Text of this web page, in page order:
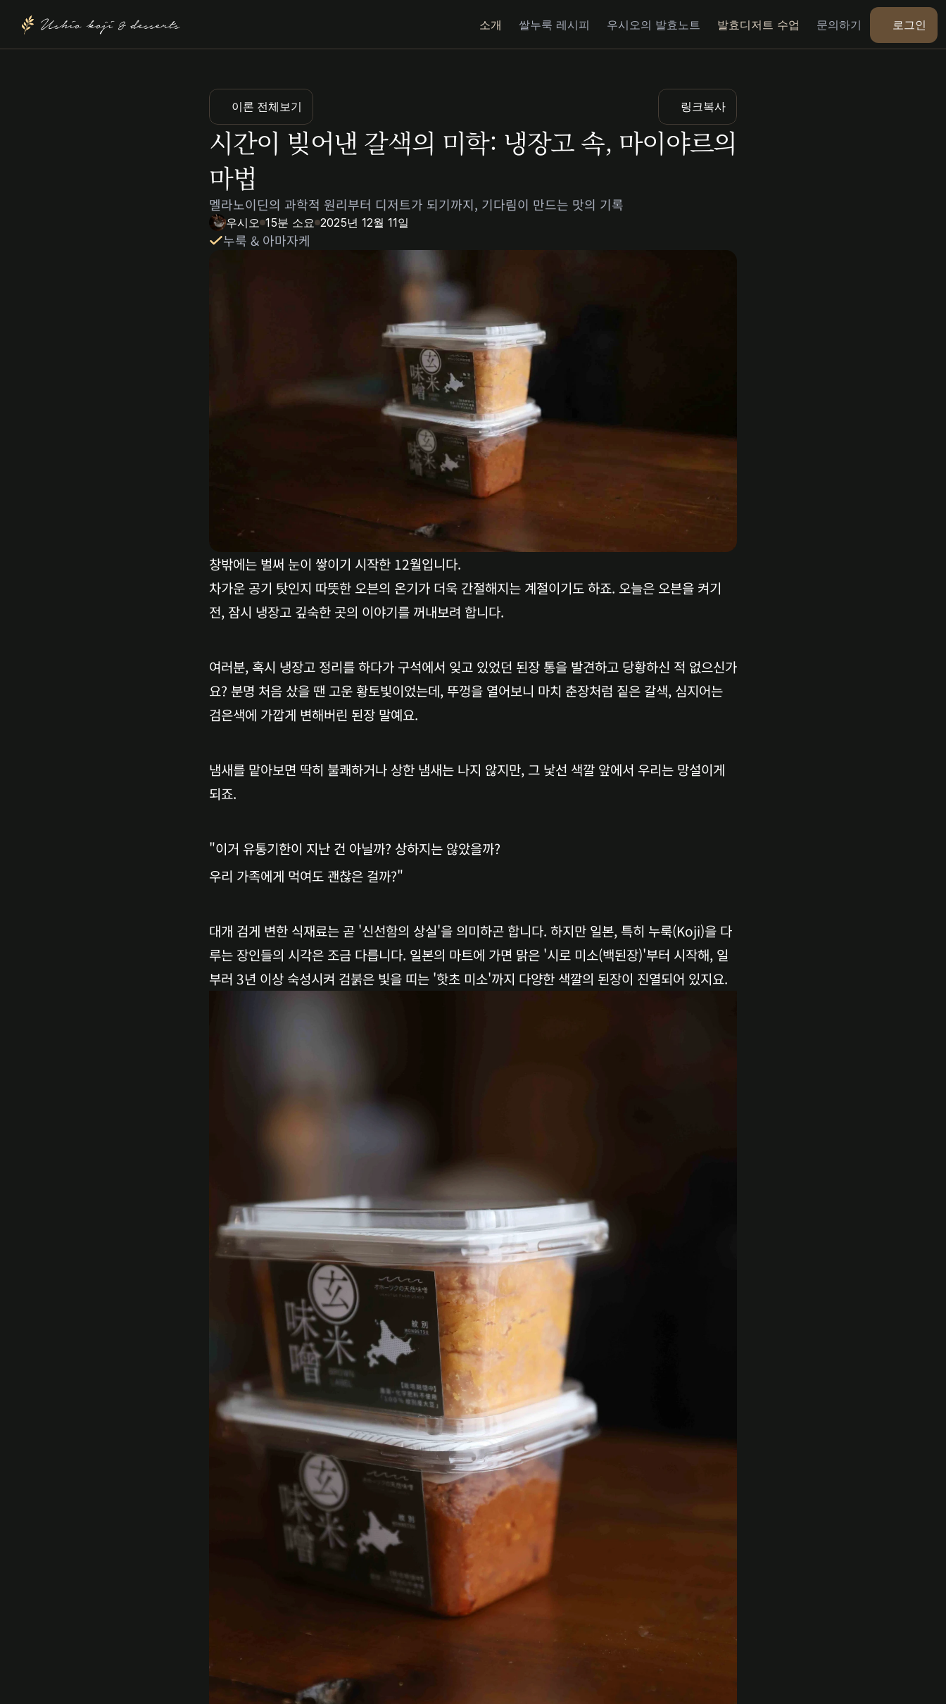
Ushio koji & desserts 소개 쌀누룩 레시피 우시오의 발효노트 발효디저트 수업 문의하기 로그인
이론 전체보기 링크복사
시간이 빚어낸 갈색의 미학: 냉장고 속, 마이야르의
마법
멜라노이딘의 과학적 원리부터 디저트가 되기까지, 기다림이 만드는 맛의 기록
우시오 15분 소요 2025년 12월 11일
누룩 & 아마자케
창밖에는 벌써 눈이 쌓이기 시작한 12월입니다.
차가운 공기 탓인지 따뜻한 오븐의 온기가 더욱 간절해지는 계절이기도 하죠. 오늘은 오븐을 켜기
전, 잠시 냉장고 깊숙한 곳의 이야기를 꺼내보려 합니다.
여러분, 혹시 냉장고 정리를 하다가 구석에서 잊고 있었던 된장 통을 발견하고 당황하신 적 없으신가
요? 분명 처음 샀을 땐 고운 황토빛이었는데, 뚜껑을 열어보니 마치 춘장처럼 짙은 갈색, 심지어는
검은색에 가깝게 변해버린 된장 말예요.
냄새를 맡아보면 딱히 불쾌하거나 상한 냄새는 나지 않지만, 그 낯선 색깔 앞에서 우리는 망설이게
되죠.
"이거 유통기한이 지난 건 아닐까? 상하지는 않았을까?
우리 가족에게 먹여도 괜찮은 걸까?"
대개 검게 변한 식재료는 곧 '신선함의 상실'을 의미하곤 합니다. 하지만 일본, 특히 누룩(Koji)을 다
루는 장인들의 시각은 조금 다릅니다. 일본의 마트에 가면 맑은 '시로 미소(백된장)'부터 시작해, 일
부러 3년 이상 숙성시켜 검붉은 빛을 띠는 '핫초 미소'까지 다양한 색깔의 된장이 진열되어 있지요.